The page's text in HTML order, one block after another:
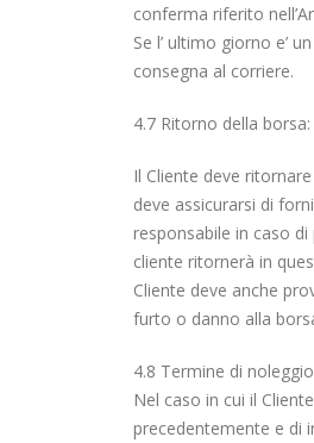
conferma riferito
Se l’ ultimo giorno e’
consegna al corriere.
4.7 Ritorno della borsa:
Il Cliente deve
deve assicurarsi di
responsabile in caso
cliente ritornerà in
Cliente deve anche
furto o danno alla
4.8 Termine di
Nel caso in cui il
precedentemente e di